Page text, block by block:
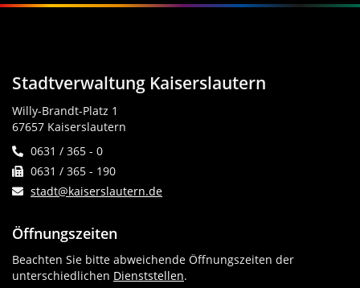
Stadtverwaltung Kaiserslautern
Willy-Brandt-Platz 1
67657 Kaiserslautern
0631 / 365 - 0
0631 / 365 - 190
stadt@kaiserslautern.de
Öffnungszeiten
Beachten Sie bitte abweichende Öffnungszeiten der
unterschiedlichen Dienststellen.